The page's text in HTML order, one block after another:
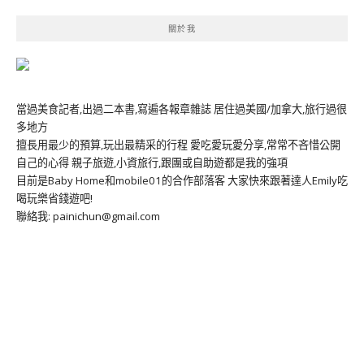
關於我
當過美食記者,出過二本書,寫遍各報章雜誌 居住過美國/加拿大,旅行過很
多地方
擅長用最少的預算,玩出最精采的行程 愛吃愛玩愛分享,常常不吝惜公開
自己的心得 親子旅遊,小資旅行,跟團或自助遊都是我的強項
目前是Baby Home和mobile01的合作部落客 大家快來跟著達人Emily吃
喝玩樂省錢遊吧!
聯絡我: painichun@gmail.com